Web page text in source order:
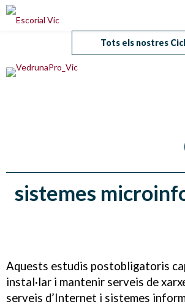
Tots els nostres
sistemes
Aquests estudis postobligatoris
instal·lar i mantenir serveis de
serveis d’Internet i sistemes